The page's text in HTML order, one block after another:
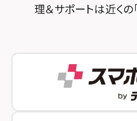
スマホスピタル秋葉原
スマホスピタル 自由が丘
スマホスピタルオリナ
スマホスピタル テルル
スマホスピタル神戸三
スマホスピタル by デ
スマホスピタル伊丹
理＆サポートは近くの